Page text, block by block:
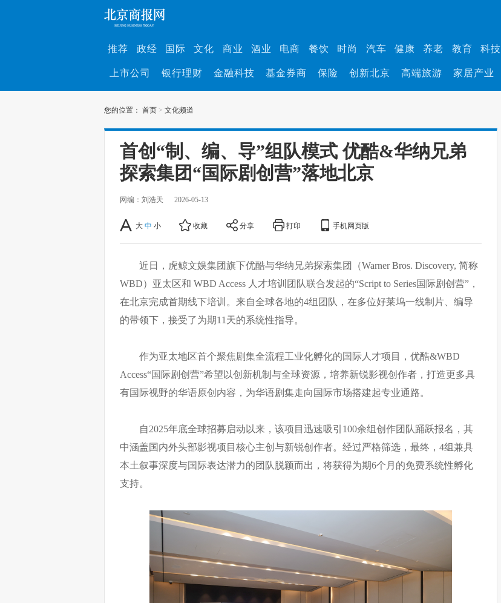
推荐 政经 国际 文化 商业 酒业 电商 餐饮 时尚 汽车 健康 养老 教育 科技
上市公司 银行理财 金融科技 基金券商 保险 创新北京 高端旅游 家居产业
您的位置： 首页 > 文化频道
首创“制、编、导”组队模式 优酷&华纳兄弟
探索集团“国际剧创营”落地北京
网编：刘浩天 2026-05-13
大 中 小 收藏 分享 打印 手机网页版
近日，虎鲸文娱集团旗下优酷与华纳兄弟探索集团（Warner Bros. Discovery, 简称
WBD）亚太区和 WBD Access 人才培训团队联合发起的“Script to Series国际剧创营”，
在北京完成首期线下培训。来自全球各地的4组团队，在多位好莱坞一线制片、编导
的带领下，接受了为期11天的系统性指导。
作为亚太地区首个聚焦剧集全流程工业化孵化的国际人才项目，优酷&WBD
Access“国际剧创营”希望以创新机制与全球资源，培养新锐影视创作者，打造更多具
有国际视野的华语原创内容，为华语剧集走向国际市场搭建起专业通路。
自2025年底全球招募启动以来，该项目迅速吸引100余组创作团队踊跃报名，其
中涵盖国内外头部影视项目核心主创与新锐创作者。经过严格筛选，最终，4组兼具
本土叙事深度与国际表达潜力的团队脱颖而出，将获得为期6个月的免费系统性孵化
支持。